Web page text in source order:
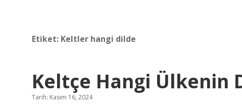
Etiket: Keltler hangi dilde
Keltçe Hangi Ülkenin
Tarih: Kasım 16, 2024